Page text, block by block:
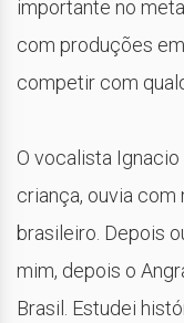
importante no
com produções
competir com
O vocalista Ignacio
criança, ouvia
brasileiro. Depois
mim, depois o
Brasil. Estudei